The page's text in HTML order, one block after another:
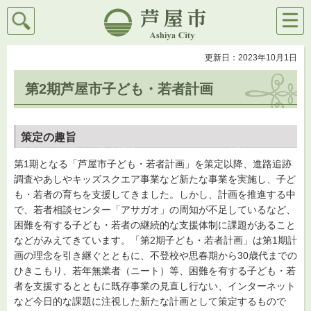
芦屋市
検索
メニ
ュー
更新日：2023年10月1日
第2期芦屋市子ども・若者計画
策定の趣旨
第1期となる「芦屋市子ども・若者計画」を策定以降、進路追跡
調査やあしやキッズスクエア事業など新たな事業を実施し、子ど
も・若者の育ちを支援してきました。しかし、計画を推進する中
で、若者相談センター「アサガオ」の周知が不足しているなど、
困難を有する子ども・若者の継続的な支援体制に課題があること
などがみえてきています。「第2期子ども・若者計画」は第1期計
画の理念を引き継ぐとともに、不登校や思春期から30歳代までの
ひきこもり、若年無業者（ニート）等、困難を有する子ども・若
者を支援するとともに既存事業の見直し行ない、インターネット
など今日的な課題に注視した新たな計画として策定するもので